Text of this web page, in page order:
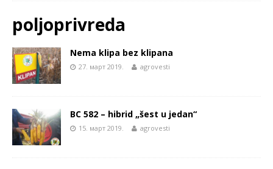
poljoprivreda
Nema klipa bez klipana
27. март 2019. agrovesti
BC 582 – hibrid „šest u jedan“
15. март 2019. agrovesti